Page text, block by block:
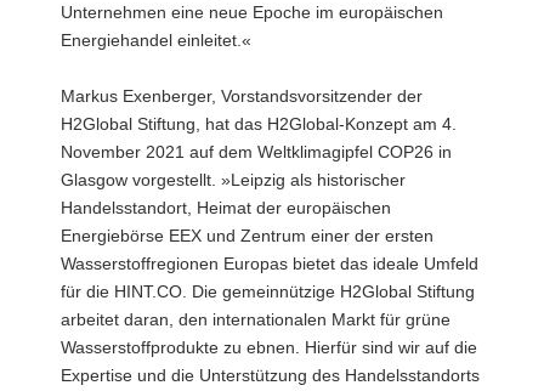
Unternehmen eine neue Epoche im europäischen
Energiehandel einleitet.«
Markus Exenberger, Vorstandsvorsitzender der
H2Global Stiftung, hat das H2Global-Konzept am 4.
November 2021 auf dem Weltklimagipfel COP26 in
Glasgow vorgestellt. »Leipzig als historischer
Handelsstandort, Heimat der europäischen
Energiebörse EEX und Zentrum einer der ersten
Wasserstoffregionen Europas bietet das ideale Umfeld
für die HINT.CO. Die gemeinnützige H2Global Stiftung
arbeitet daran, den internationalen Markt für grüne
Wasserstoffprodukte zu ebnen. Hierfür sind wir auf die
Expertise und die Unterstützung des Handelsstandorts